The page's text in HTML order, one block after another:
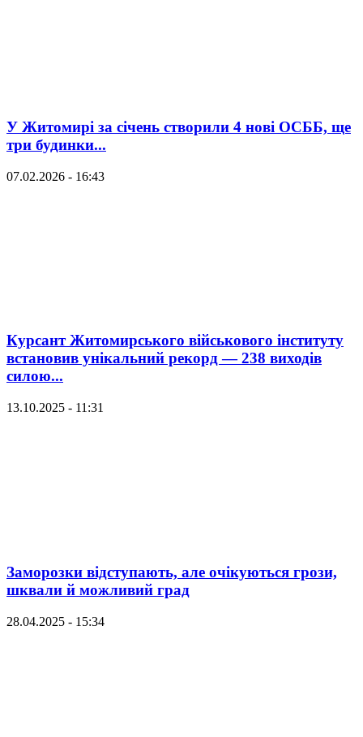
У Житомирі за січень створили 4 нові ОСББ, ще
три будинки...
07.02.2026 - 16:43
Курсант Житомирського військового інституту
встановив унікальний рекорд — 238 виходів
силою...
13.10.2025 - 11:31
Заморозки відступають, але очікуються грози,
шквали й можливий град
28.04.2025 - 15:34